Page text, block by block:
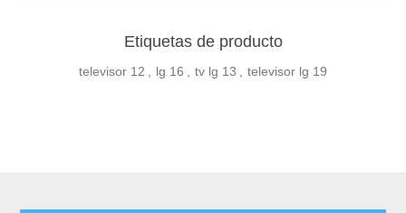
Etiquetas de producto
televisor 12 , lg 16 , tv lg 13 , televisor lg 19